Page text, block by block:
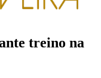
treino na